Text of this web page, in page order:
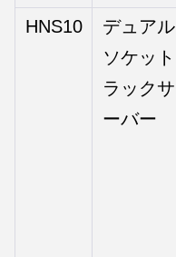
HNS10
デュアル
ソケット
ラックサ
ーバー